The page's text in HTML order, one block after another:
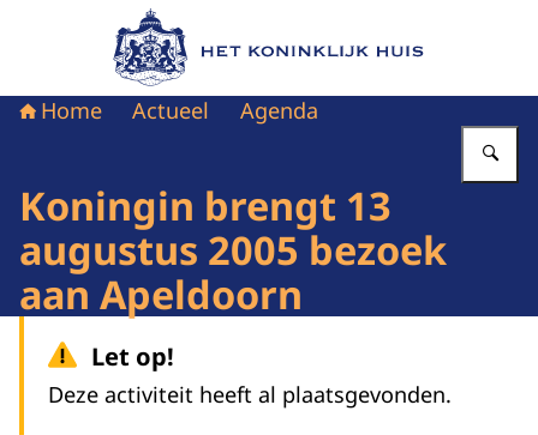
Naar de homepage van Het Koninklijk Huis
Home Actueel Agenda
Koningin brengt 13
augustus 2005 bezoek
aan Apeldoorn
Let op!
Deze activiteit heeft al plaatsgevonden.